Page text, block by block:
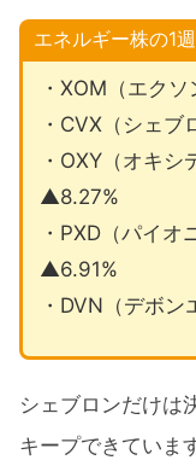
エネルギー株の1
・XOM（エク
・CVX（シェ
・OXY（オキ
▲8.27%
・PXD（パイ
▲6.91%
・DVN（デボ
シェブロンだけは
キープできていま